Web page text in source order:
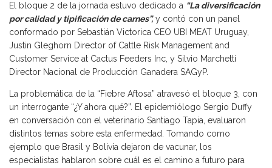
El bloque 2 de la jornada estuvo dedicado a “La diversificación
por calidad y tipificación de carnes”,y contó con un panel
conformado por Sebastián Victorica CEO UBI MEAT Uruguay,
Justin Gleghorn Director of Cattle Risk Management and
Customer Service at Cactus Feeders Inc, y Silvio Marchetti
Director Nacional de Producción Ganadera SAGyP.
La problemática de la “Fiebre Aftosa” atravesó el bloque 3, con
un interrogante “¿Y ahora qué?”. El epidemiólogo Sergio Duffy
en conversación con el veterinario Santiago Tapia, evaluaron
distintos temas sobre esta enfermedad. Tomando como
ejemplo que Brasil y Bolivia dejaron de vacunar, los
especialistas hablaron sobre cuál es el camino a futuro para